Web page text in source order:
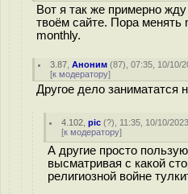
Вот я так же примерно
твоём сайте. Пора
monthly.
3.87 ,Аноним (87), 07:35, 10/10/
[к модератору]
Другое дело занимататся
4.102 ,pic (?), 11:35, 10/10/
[к модератору]
А другие просто
высматривая с какой
религиозной войне